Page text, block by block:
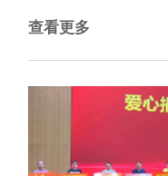
查看更多